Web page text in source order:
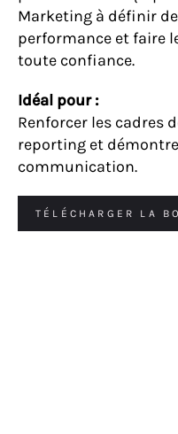
Marketing à définir
performance et faire
toute confiance.
Idéal pour :
Renforcer les cadres
reporting et
communication.
TÉLÉCHARGER LA